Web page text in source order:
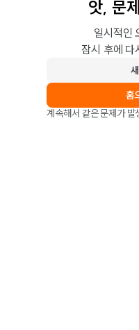
앗, 문
일시적인
잠시 후에 다
홈
계속해서 같은 문제가 발